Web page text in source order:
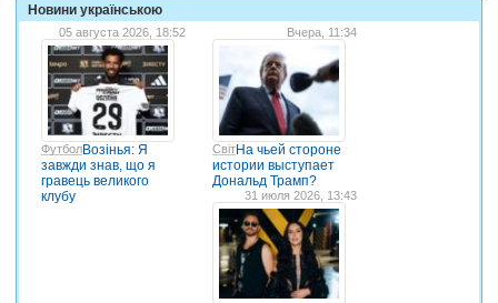
Новини українською
05 августа 2026, 18:52
ФутболВозінья: Я
завжди знав, що я
гравець великого
клубу
Вчера, 11:34
СвітНа чьей стороне
истории выступает
Дональд Трамп?
31 июля 2026, 13:43